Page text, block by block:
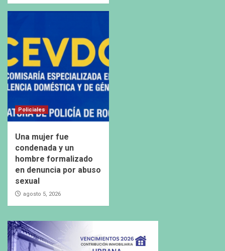
Policiales
Una mujer fue
condenada y un
hombre formalizado
en denuncia por abuso
sexual
agosto 5, 2026